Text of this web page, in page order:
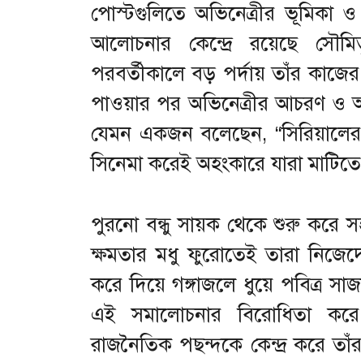
পোস্টগুলিতে অভিনেত্রীর ভূমিকা
আলোচনার কেন্দ্রে রয়েছে
পরবর্তীকালে বড় পর্দায় তাঁর
পাওয়ার পর অভিনেত্রীর আচরণ ও
যেমন একজন বলেছেন,
সিনেমা করেই অহংকারে যারা
পুরনো বন্ধু সায়ক থেকে শুরু করে
ক্ষমতার মধু ফুরোতেই তারা
করে দিয়ে গঙ্গাজলে ধুয়ে পবিত্র
এই সমালোচনার বিরোধিতা
রাজনৈতিক পছন্দকে কেন্দ্র করে